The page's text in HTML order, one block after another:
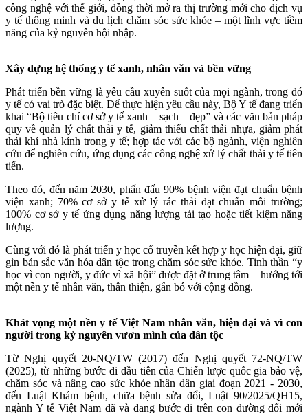
công nghệ với thế giới, đồng thời mở ra thị trường mới cho dịch vụ
y tế thông minh và du lịch chăm sóc sức khỏe – một lĩnh vực tiềm
năng của kỷ nguyên hội nhập.
Xây dựng hệ thống y tế xanh, nhân văn và bền vững
Phát triển bền vững là yêu cầu xuyên suốt của mọi ngành, trong đó
y tế có vai trò đặc biệt. Để thực hiện yêu cầu này, Bộ Y tế đang triển
khai “Bộ tiêu chí cơ sở y tế xanh – sạch – đẹp” và các văn bản pháp
quy về quản lý chất thải y tế, giảm thiểu chất thải nhựa, giảm phát
thải khí nhà kính trong y tế; hợp tác với các bộ ngành, viện nghiên
cứu để nghiên cứu, ứng dụng các công nghệ xử lý chất thải y tế tiên
tiến.
Theo đó, đến năm 2030, phấn đấu 90% bệnh viện đạt chuẩn bệnh
viện xanh; 70% cơ sở y tế xử lý rác thải đạt chuẩn môi trường;
100% cơ sở y tế ứng dụng năng lượng tái tạo hoặc tiết kiệm năng
lượng.
Cùng với đó là phát triển y học cổ truyền kết hợp y học hiện đại, giữ
gìn bản sắc văn hóa dân tộc trong chăm sóc sức khỏe. Tinh thần “y
học vì con người, y đức vì xã hội” được đặt ở trung tâm – hướng tới
một nền y tế nhân văn, thân thiện, gắn bó với cộng đồng.
Khát vọng một nền y tế Việt Nam nhân văn, hiện đại và vì con
người trong kỷ nguyên vươn mình của dân tộc
Từ Nghị quyết 20-NQ/TW (2017) đến Nghị quyết 72-NQ/TW
(2025), từ những bước đi đầu tiên của Chiến lược quốc gia bảo vệ,
chăm sóc và nâng cao sức khỏe nhân dân giai đoạn 2021 - 2030,
đến Luật Khám bệnh, chữa bệnh sửa đổi, Luật 90/2025/QH15,
ngành Y tế Việt Nam đã và đang bước đi trên con đường đổi mới